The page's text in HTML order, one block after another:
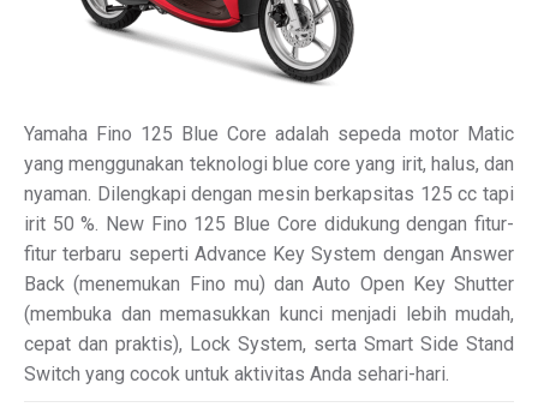
Yamaha Fino 125 Blue Core adalah sepeda motor Matic
yang menggunakan teknologi blue core yang irit, halus, dan
nyaman. Dilengkapi dengan mesin berkapsitas 125 cc tapi
irit 50 %. New Fino 125 Blue Core didukung dengan fitur-
fitur terbaru seperti Advance Key System dengan Answer
Back (menemukan Fino mu) dan Auto Open Key Shutter
(membuka dan memasukkan kunci menjadi lebih mudah,
cepat dan praktis), Lock System, serta Smart Side Stand
Switch yang cocok untuk aktivitas Anda sehari-hari.